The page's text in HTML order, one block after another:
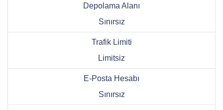
Depolama Alanı
Sınırsız
Trafik Limiti
Limitsiz
E-Posta Hesabı
Sınırsız